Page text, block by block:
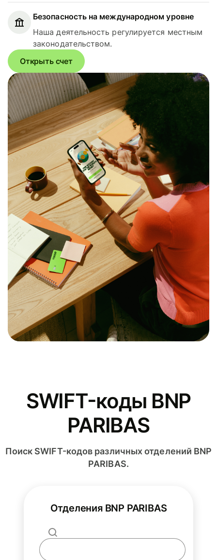
Безопасность на международном уровне
Наша деятельность регулируется местным
законодательством.
Открыть счет
SWIFT-коды BNP
PARIBAS
Поиск SWIFT-кодов различных отделений BNP
PARIBAS.
Отделения BNP PARIBAS